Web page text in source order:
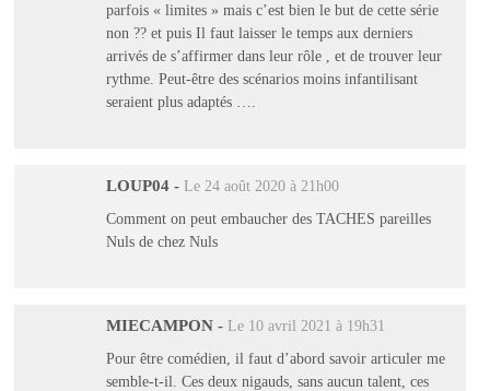
parfois « limites » mais c’est bien le but de cette série
non ?? et puis Il faut laisser le temps aux derniers
arrivés de s’affirmer dans leur rôle , et de trouver leur
rythme. Peut-être des scénarios moins infantilisant
seraient plus adaptés ….
LOUP04 - Le 24 août 2020 à 21h00
Comment on peut embaucher des TACHES pareilles
Nuls de chez Nuls
MIECAMPON - Le 10 avril 2021 à 19h31
Pour être comédien, il faut d’abord savoir articuler me
semble-t-il. Ces deux nigauds, sans aucun talent, ces